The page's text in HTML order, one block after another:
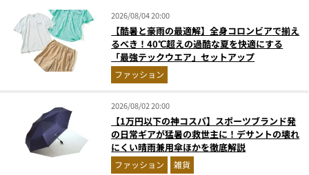
2026/08/04 20:00
【酷暑と豪雨の最適解】全身コロンビアで揃え
るべき！40℃超えの過酷な夏を快適にする
「最強テックウエア」セットアップ
ファッション
2026/08/02 20:00
【1万円以下の神コスパ】スポーツブランド発
の日常ギアが猛暑の救世主に！デサントの壊れ
にくい晴雨兼用傘ほかを徹底解説
ファッション 雑貨